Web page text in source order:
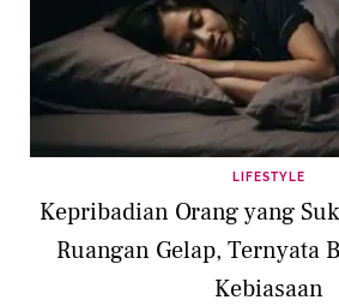
LIFESTYLE
Kepribadian Orang yang
Ruangan Gelap, Ternyata
Kebiasaan